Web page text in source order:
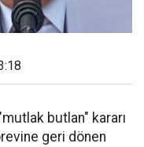
butlan" kararı
geri dönen